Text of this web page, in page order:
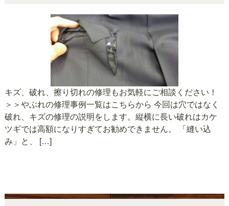
キズ、破れ、擦り切れの修理もお気軽にご相談ください！
＞＞やぶれの修理事例一覧はこちらから 今回は穴ではなく
破れ、キズの修理の説明をします。縦横に長い破れはカケ
ツギでは高額になりすぎてお勧めできません。 「縫い込
み」と、 […]